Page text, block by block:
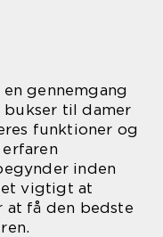
gennemgang
til damer
funktioner og
inden
vigtigt at
få den bedste